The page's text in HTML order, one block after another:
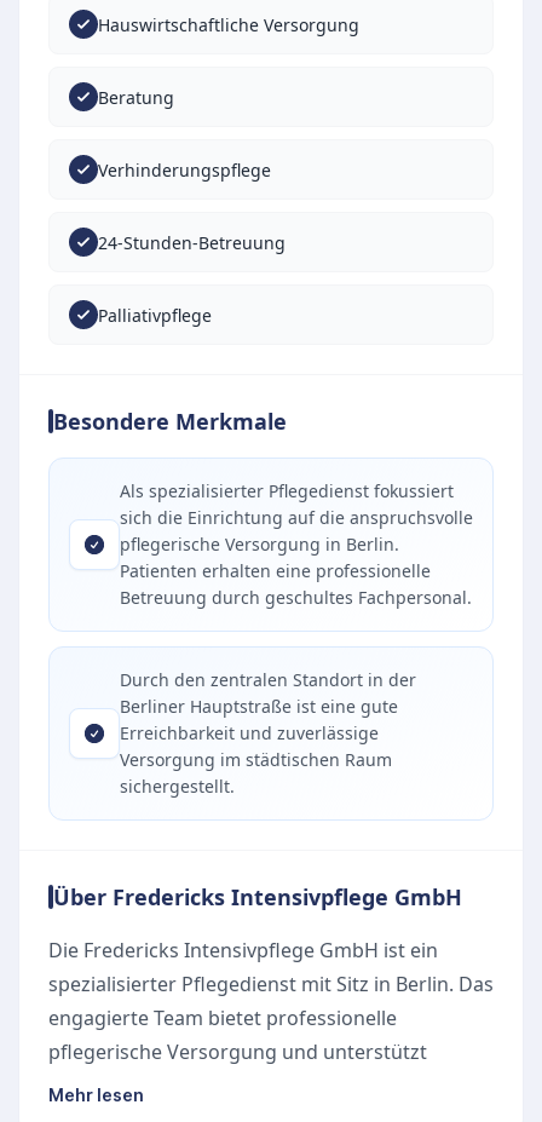
Hauswirtschaftliche Versorgung
Beratung
Verhinderungspflege
24-Stunden-Betreuung
Palliativpflege
Besondere Merkmale
Als spezialisierter Pflegedienst fokussiert
sich die Einrichtung auf die anspruchsvolle
pflegerische Versorgung in Berlin.
Patienten erhalten eine professionelle
Betreuung durch geschultes Fachpersonal.
Durch den zentralen Standort in der
Berliner Hauptstraße ist eine gute
Erreichbarkeit und zuverlässige
Versorgung im städtischen Raum
sichergestellt.
Über Fredericks Intensivpflege GmbH
Die Fredericks Intensivpflege GmbH ist ein
spezialisierter Pflegedienst mit Sitz in Berlin. Das
engagierte Team bietet professionelle
pflegerische Versorgung und unterstützt
Pflegebedürftige sowie deren Angehörige im
Mehr lesen